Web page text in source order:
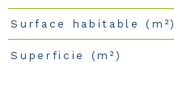
Surface habitable (m²)
Superficie (m²)